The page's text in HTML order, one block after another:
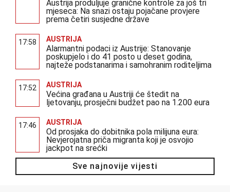
Austrija produljuje granične kontrole za još tri
mjeseca: Na snazi ostaju pojačane provjere
prema četiri susjedne države
17:58 AUSTRIJA
Alarmantni podaci iz Austrije: Stanovanje
poskupjelo i do 41 posto u deset godina,
najteže podstanarima i samohranim roditeljima
17:52 AUSTRIJA
Većina građana u Austriji će štedit na
ljetovanju, prosječni budžet pao na 1.200 eura
17:46 AUSTRIJA
Od prosjaka do dobitnika pola milijuna eura:
Nevjerojatna priča migranta koji je osvojio
jackpot na srećki
Sve najnovije vijesti